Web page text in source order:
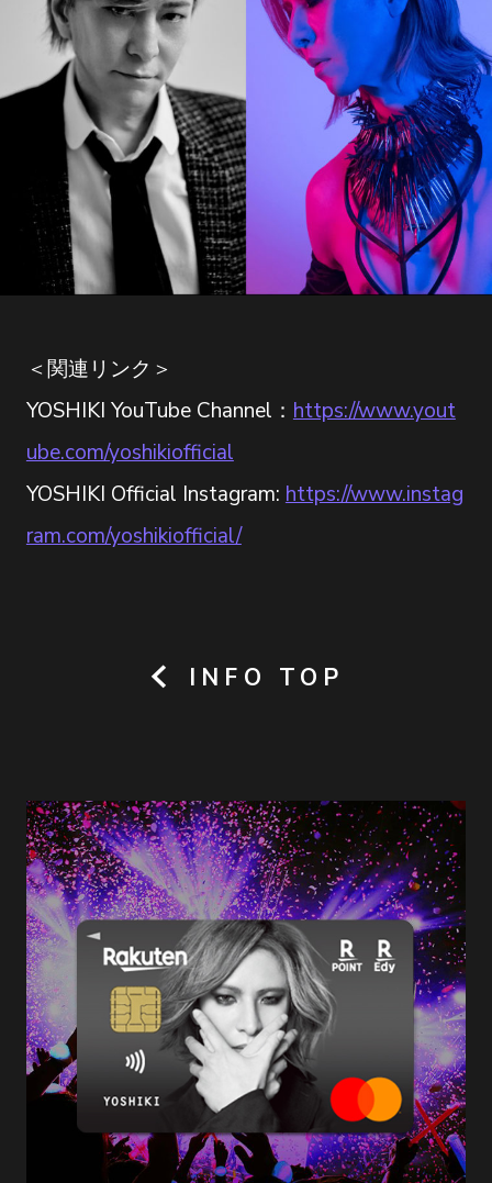
＜関連リンク＞
YOSHIKI YouTube Channel： https://www.yout
ube.com/yoshikiofficial
YOSHIKI Official Instagram: https://www.instag
ram.com/yoshikiofficial/
INFO TOP